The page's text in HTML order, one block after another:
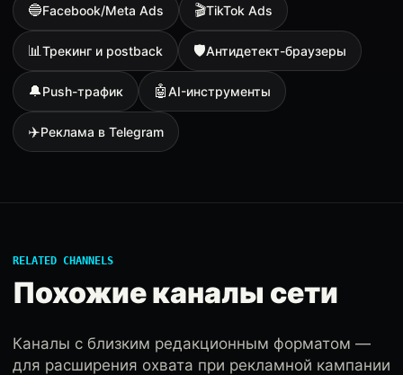
🔵Facebook/Meta Ads 🎬TikTok Ads
📊Трекинг и postback 🛡Антидетект-браузеры
🔔Push-трафик 🤖AI-инструменты
✈️Реклама в Telegram
RELATED CHANNELS
Похожие каналы сети
Каналы с близким редакционным форматом —
для расширения охвата при рекламной кампании